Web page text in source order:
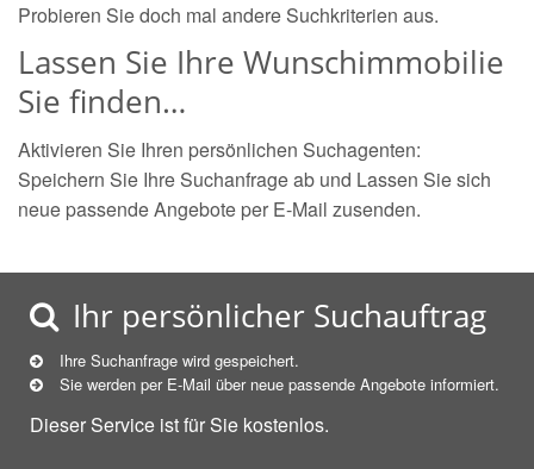
Probieren Sie doch mal andere Suchkriterien aus.
Lassen Sie Ihre Wunschimmobilie
Sie finden…
Aktivieren Sie Ihren persönlichen Suchagenten:
Speichern Sie Ihre Suchanfrage ab und Lassen Sie sich
neue passende Angebote per E-Mail zusenden.
Ihr persönlicher Suchauftrag
Ihre Suchanfrage wird gespeichert.
Sie werden per E-Mail über neue passende Angebote informiert.
Dieser Service ist für Sie kostenlos.